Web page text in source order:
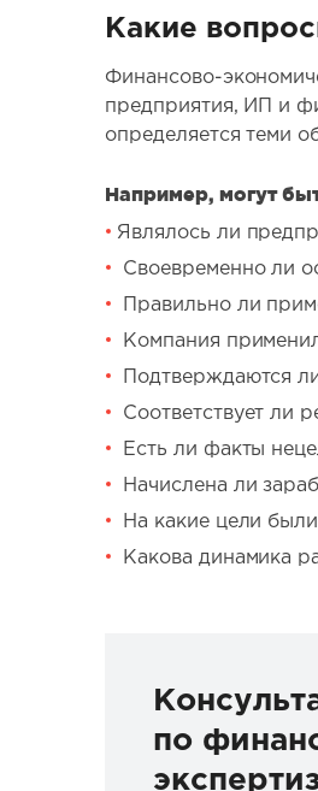
Какие
Финансово-
предприятия, ИП и
определяется теми
Например, могут
Являлось ли
Своевременно ли
Правильно ли
Компания
Подтверждаются
Соответствует ли
Есть ли факты
Начислена ли
На какие цели
Какова динамика
по